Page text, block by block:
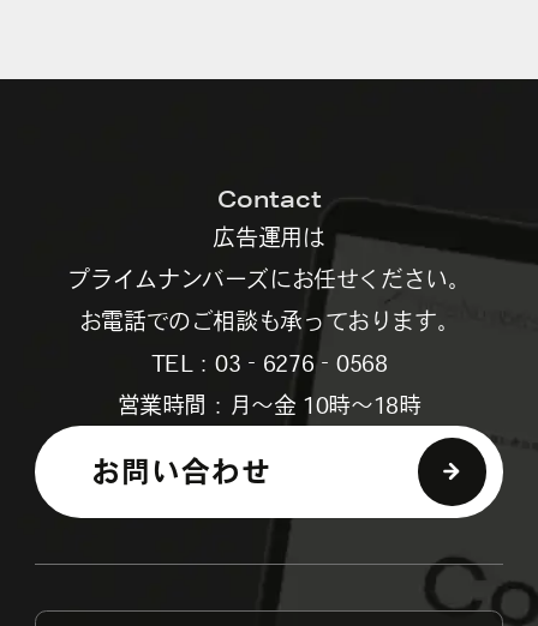
Contact
広告運用は
プライムナンバーズにお任せください。
お電話でのご相談も承っております。
TEL：03‐6276‐0568
営業時間：月～金 10時～18時
お問い合わせ